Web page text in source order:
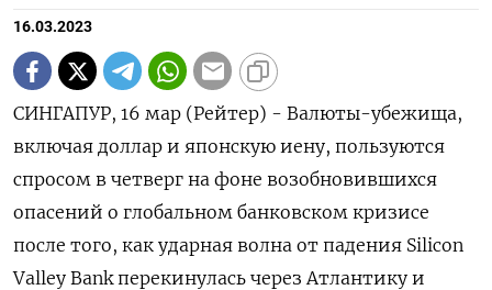
16.03.2023
СИНГАПУР, 16 мар (Рейтер) - Валюты-убежища,
включая доллар и японскую иену, пользуются
спросом в четверг на фоне возобновившихся
опасений о глобальном банковском кризисе
после того, как ударная волна от падения Silicon
Valley Bank перекинулась через Атлантику и